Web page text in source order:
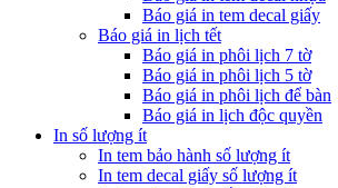
Báo giá in tem decal giấy
Báo giá in lịch tết
Báo giá in phôi lịch 7 tờ
Báo giá in phôi lịch 5 tờ
Báo giá in phôi lịch để bàn
Báo giá in lịch độc quyền
In số lượng ít
In tem bảo hành số lượng ít
In tem decal giấy số lượng ít